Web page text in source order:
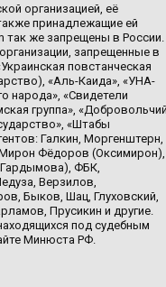
организацией, её
принадлежащие ей
так же запрещены в России.
запрещенные в
повстанческая
«Аль-Каида», «УНА-
народа», «Свидетели
группа»,
«Штабы
Галкин, Моргенштерн,
Фёдоров (Оксимирон),
ФБК,
Верзилов,
Быков, Шац, Глуховский,
Прусикин и другие.
под судебным
Минюста РФ.